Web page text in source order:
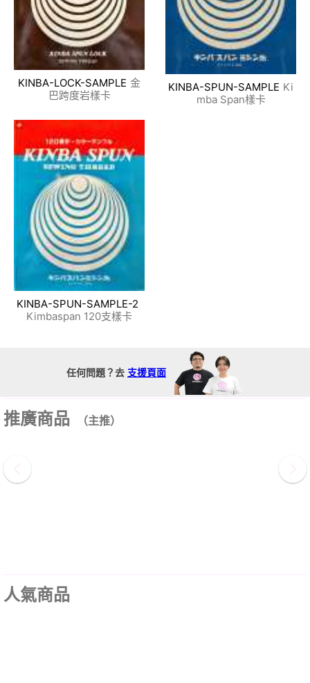
KINBA-LOCK-SAMPLE 金
巴跨度岩樣卡
KINBA-SPUN-SAMPLE Ki
mba Span樣卡
KINBA-SPUN-SAMPLE-2
Kimbaspan 120支樣卡
任何問題？去 支援頁面
推廣商品 （主推）
人氣商品